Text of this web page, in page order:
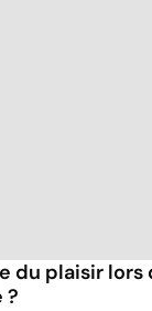
du plaisir lors
?